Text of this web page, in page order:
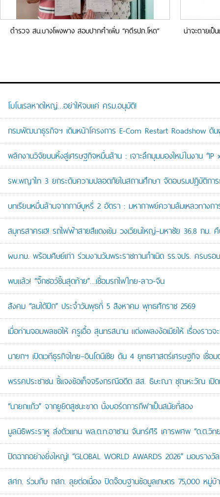
ตำรวจ สน.บางโพงพาง สอบปากคำเพิ่ม “คดีรปภ.โหด”
น่าจะตายเป็
โมโนเรลหาดใหญ่…อย่าให้จบแค่ ครม.อนุมัติ!
กรมพัฒนาธุรกิจฯ เดินหน้าโครงการ E-Com Restart Roadshow ดั
พลิกงานวิจัยบนหิ้งสู่เศรษฐกิจหมื่นล้าน : เจาะลึกมุมมองใหม่ในงาน “IP
รพ.พญาไท 3 ยกระดับความปลอดภัยในสถานศึกษา จัดอบรมปฏิบัติกา
บทเรียนหมื่นล้านจากภาษีบุหรี่ 2 อัตรา : มหากาพย์ความล้มเหลวทางก
สมุทรสาครเฮ! รถไฟฟ้าสายสีแดงเข้ม วงเวียนใหญ่–มหาชัย 36.8 ก
ผบ.ทบ. พร้อมศิษย์เก่า ร่วมงานวันพระราชทานกำเนิด รร.จปร. ครบ
พบแล้ว! “จิ๊กซอว์ชิ้นสุดท้าย”…เชื่อมรถไฟไทย-ลาว-จีน
สังคม “ลมใต้ปีก” ประจำวันพุธที่ 5 สิงหาคม พุทธศักราช 2569
เมื่อท่านจอมพลขอให้ ครูเอื้อ สุนทรสนาน แต่งเพลงง้อเมียให้ เรื่องราวจะ
นายกฯ เปิดเวทีธุรกิจไทย–อินโดนีเซีย ดัน 4 ยุทธศาสตร์เศรษฐกิจ เ
พรรคประชาชน ชี้แจงข้อเท็จจริงกรณีอดีต สส. ธิษะณา ชุณหะวัณ เปิด
“นายกแก้ว” จากยูยิตสูชนะขาด นั่งบอร์ดการกีฬาเป็นสมัยที่สอง
มูลนิธิพระราหู ส่งตัวแทน พล.ต.ท.อาชาน จันทร์ศิริ เคารพศพ “ด.ต.วิท
ปิดฉากอย่างยิ่งใหญ่! “GLOBAL WORLD AWARDS 2026” มอบรา
สศก. ร่วมกับ กสก. ลุยต่อเนื่อง ปิดจ๊อบฐานข้อมูลเกษตร 75,000 หมู่